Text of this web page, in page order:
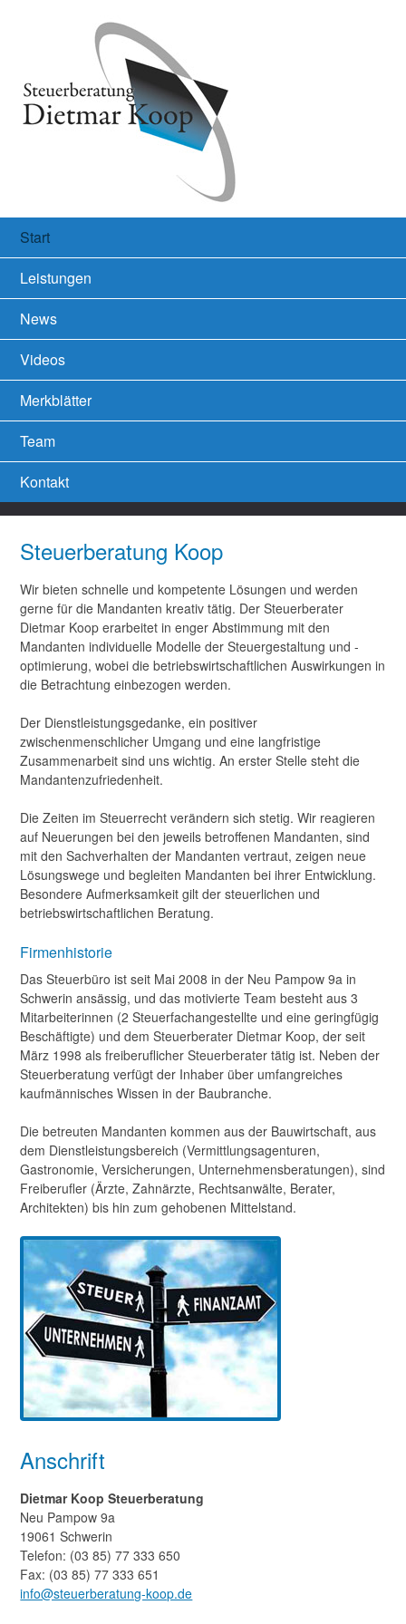
Start
Leistungen
News
Videos
Merkblätter
Team
Kontakt
Steuerberatung Koop
Wir bieten schnelle und kompetente Lösungen und werden
gerne für die Mandanten kreativ tätig. Der Steuerberater
Dietmar Koop erarbeitet in enger Abstimmung mit den
Mandanten individuelle Modelle der Steuergestaltung und -
optimierung, wobei die betriebswirtschaftlichen Auswirkungen in
die Betrachtung einbezogen werden.
Der Dienstleistungsgedanke, ein positiver
zwischenmenschlicher Umgang und eine langfristige
Zusammenarbeit sind uns wichtig. An erster Stelle steht die
Mandantenzufriedenheit.
Die Zeiten im Steuerrecht verändern sich stetig. Wir reagieren
auf Neuerungen bei den jeweils betroffenen Mandanten, sind
mit den Sachverhalten der Mandanten vertraut, zeigen neue
Lösungswege und begleiten Mandanten bei ihrer Entwicklung.
Besondere Aufmerksamkeit gilt der steuerlichen und
betriebswirtschaftlichen Beratung.
Firmenhistorie
Das Steuerbüro ist seit Mai 2008 in der Neu Pampow 9a in
Schwerin ansässig, und das motivierte Team besteht aus 3
Mitarbeiterinnen (2 Steuerfachangestellte und eine geringfügig
Beschäftigte) und dem Steuerberater Dietmar Koop, der seit
März 1998 als freiberuflicher Steuerberater tätig ist. Neben der
Steuerberatung verfügt der Inhaber über umfangreiches
kaufmännisches Wissen in der Baubranche.
Die betreuten Mandanten kommen aus der Bauwirtschaft, aus
dem Dienstleistungsbereich (Vermittlungsagenturen,
Gastronomie, Versicherungen, Unternehmensberatungen), sind
Freiberufler (Ärzte, Zahnärzte, Rechtsanwälte, Berater,
Architekten) bis hin zum gehobenen Mittelstand.
Anschrift
Dietmar Koop Steuerberatung
Neu Pampow 9a
19061 Schwerin
Telefon: (03 85) 77 333 650
Fax: (03 85) 77 333 651
info@steuerberatung-koop.de